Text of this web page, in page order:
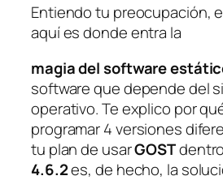
Entiendo tu preocupación,
aquí es donde entra la
magia del software
software que depende del
operativo. Te explico por
programar 4 versiones
tu plan de usarGOST
4.6.2es, de hecho, la